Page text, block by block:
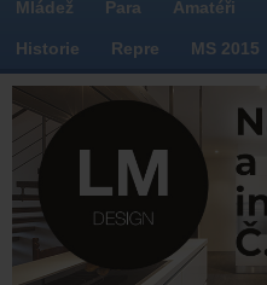
Mládež Para Amatéři
Historie Repre MS 2015